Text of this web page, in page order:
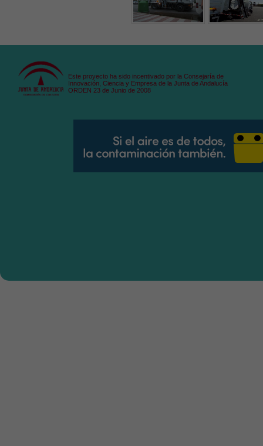
Este proyecto ha sido incentivado por la Consejaría de
Innovación, Ciencia y Empresa de la Junta de Andalucía
ORDEN 23 de Junio de 2008